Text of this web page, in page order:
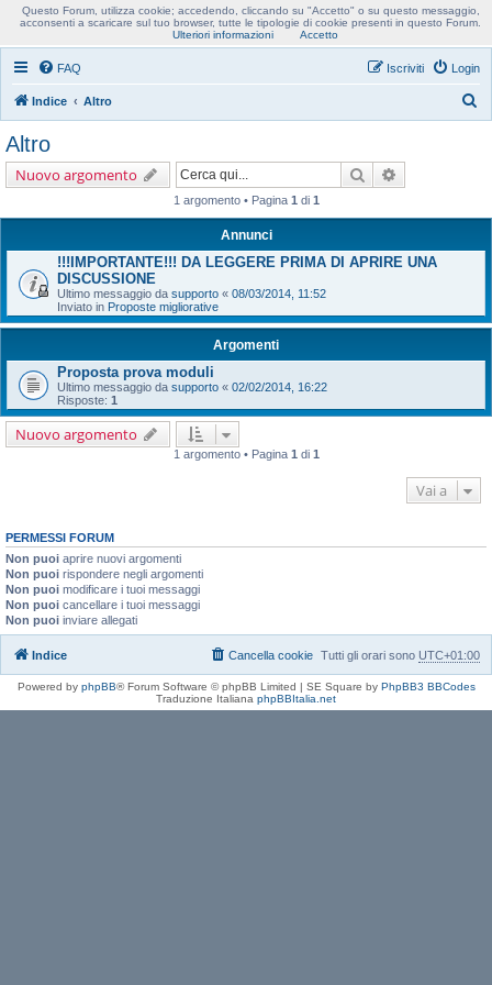
Usobollo forum
FAQ Login
Iscriviti
Indice Altro
Altro
Nuovo argomento Cerca
1 argomento • Pagina 1 di 1
Annunci
!!!IMPORTANTE!!! DA LEGGERE PRIMA DI APRIRE UNA
DISCUSSIONE
Ultimo messaggio da supporto « 08/03/2014, 11:52
Inviato in Proposte migliorative
Argomenti
Proposta prova moduli
Ultimo messaggio da supporto « 02/02/2014, 16:22
Risposte: 1
Nuovo argomento
1 argomento • Pagina 1 di 1
Vai a
PERMESSI FORUM
Non puoi aprire nuovi argomenti
Non puoi rispondere negli argomenti
Non puoi modificare i tuoi messaggi
Non puoi cancellare i tuoi messaggi
Non puoi inviare allegati
Indice Tutti gli orari sono UTC+01:00
Cancella cookie
Powered by phpBB® Forum Software © phpBB Limited | SE Square by PhpBB3 BBCodes
Traduzione Italiana phpBBItalia.net
Questo Forum, utilizza cookie; accedendo, cliccando su "Accetto" o su questo messaggio,
acconsenti a scaricare sul tuo browser, tutte le tipologie di cookie presenti in questo Forum.
Ulteriori informazioni
Accetto